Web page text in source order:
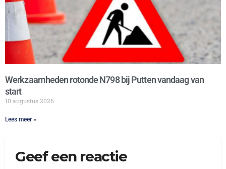
Werkzaamheden rotonde N798 bij Putten vandaag van
start
10 augustus 2026
Lees meer »
Geef een reactie